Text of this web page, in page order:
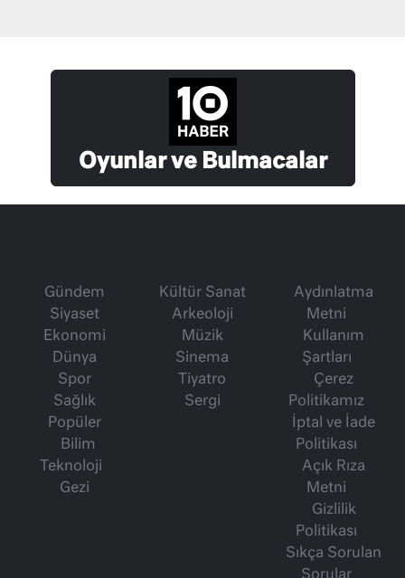
Oyunlar ve Bulmacalar
Gündem
Siyaset
Ekonomi
Dünya
Spor
Sağlık
Popüler
Bilim
Teknoloji
Gezi
Kültür Sanat
Arkeoloji
Müzik
Sinema
Tiyatro
Sergi
Aydınlatma
Metni
Kullanım
Şartları
Çerez
Politikamız
İptal ve İade
Politikası
Açık Rıza
Metni
Gizlilik
Politikası
Sıkça Sorulan